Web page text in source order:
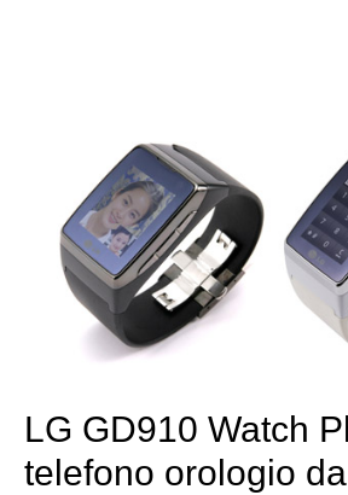
LG GD910 Watch
telefono orologio